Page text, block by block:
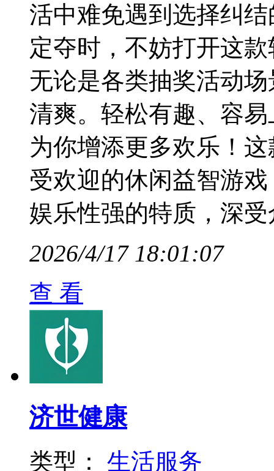
活中难免遇到选择纠
定夺时，不妨打开这
无论是各类抽奖活动
清爽。轻松有趣、容
为你增添更多欢乐！
受欢迎的休闲益智游
娱乐性强的特质，深
2026/4/17 18:01:07
查 看
济世健康
类型： 生活服务